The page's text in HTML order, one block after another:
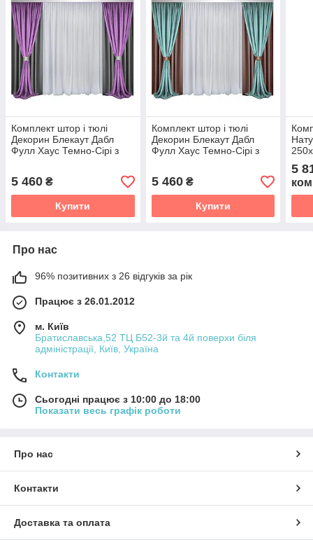
Комплект штор і тюлі
Декорин Блекаут Дабл
Фулл Хаус Темно-Сірі з
5 460 ₴
Купити
Комплект штор і тюлі
Декорин Блекаут Дабл
Фулл Хаус Темно-Сірі з
5 460₴
Купити
5
Про нас
96% позитивних з 26 відгуків за рік
Працює з 26.01.2012
м. Київ
Братиславська,52 ТЦ Б52-3й та 4й поверхи біля
адміністрації, Київ, Україна
Контакти
Сьогодні працює з 10:00 до 18:00
Показати весь графік роботи
Про нас
Контакти
Доставка та оплата